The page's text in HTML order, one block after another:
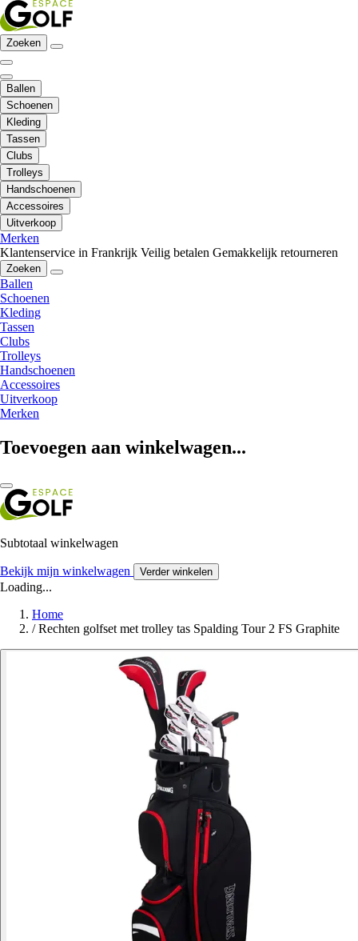
Zoeken
Ballen
Schoenen
Kleding
Tassen
Clubs
Trolleys
Handschoenen
Accessoires
Uitverkoop
Merken
Klantenservice in Frankrijk Veilig betalen Gemakkelijk retourneren
Zoeken
Ballen
Schoenen
Kleding
Tassen
Clubs
Trolleys
Handschoenen
Accessoires
Uitverkoop
Merken
Toevoegen aan winkelwagen...
Subtotaal winkelwagen
Bekijk mijn winkelwagen Verder winkelen
Loading...
Home
/ Rechten golfset met trolley tas Spalding Tour 2 FS Graphite